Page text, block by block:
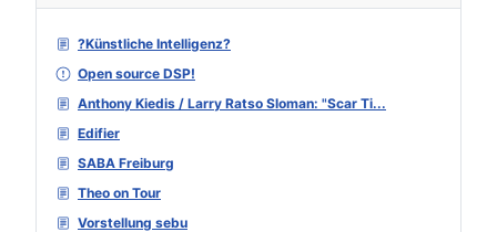
?Künstliche Intelligenz?
Open source DSP!
Anthony Kiedis / Larry Ratso Sloman: "Scar Ti...
Edifier
SABA Freiburg
Theo on Tour
Vorstellung sebu